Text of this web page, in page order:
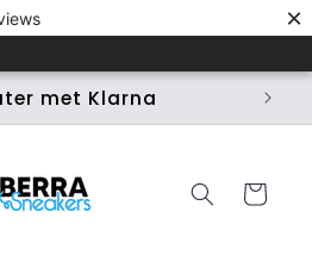
×
met Klarna
Winkelwagen